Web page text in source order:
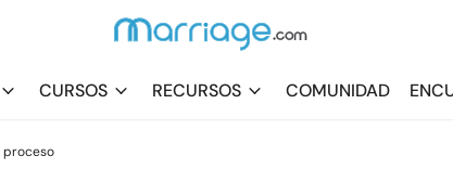
CURSOS RECURSOS COMUNIDAD
proceso